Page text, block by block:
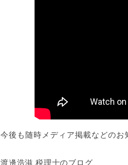
今後も随時メディア掲載などのお
渡邊浩滋 税理士のブログ